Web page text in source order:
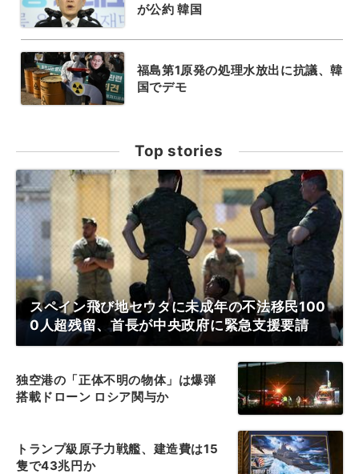
が公約 韓国
福島第1原発の処理水放出に抗議、韓
国でデモ
Top stories
スペイン飛び地セウタに未成年の不法移民100
0人超残留、首長が中央政府に緊急支援要請
独空港の「正体不明の物体」は爆弾
搭載ドローン ロシア関与か
トランプ級原子力戦艦、建造費は15
隻で43兆円か